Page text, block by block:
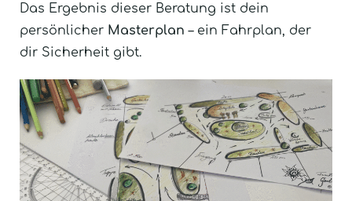
Das Ergebnis dieser Beratung ist dein
persönlicher Masterplan – ein Fahrplan, der
dir Sicherheit gibt.